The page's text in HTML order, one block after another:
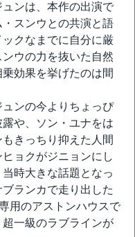
ンは、本作の出演で
スンウとの共演と語
クなまでに自分に厳
ウの力を抜いた自然
効果を挙げたのは間
ンの今よりちょっぴ
や、ソン・ユナをは
きっちり抑えた人間
ョクがジニョンにし
時大きな話題となっ
ランカで走り出した
用のアストンハウスで
一級のラブラインが